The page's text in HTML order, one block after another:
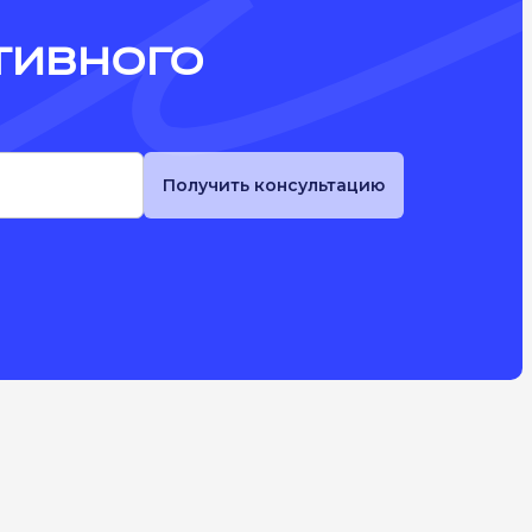
Получить консультацию